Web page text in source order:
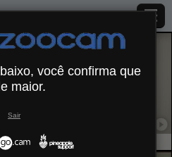
LillyTaylor
você confirma que
maior.
Sair